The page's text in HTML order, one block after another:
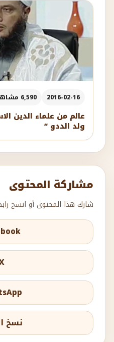
2016-02-16 6,590 مشاهدة
عالم من علماء الدين
ولد الددو “
مشاركة المحتوى
شارك هذا المحتوى أو انسخ
نسخ